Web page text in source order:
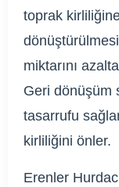
toprak
miktarını
Geri dönüşüm
tasarrufu
kirliliğini önler.
Erenler